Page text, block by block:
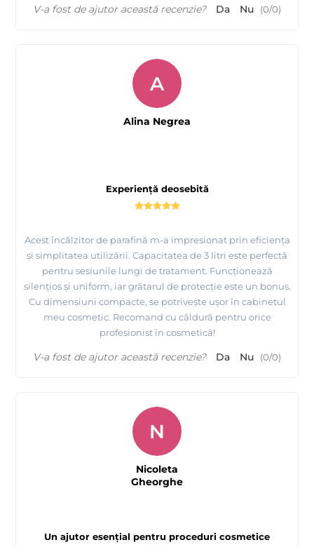
V-a fost de ajutor această recenzie? Da Nu (0/0)
Experiență deosebită
Acest încălzitor de parafină m-a impresionat prin eficiența
și simplitatea utilizării. Capacitatea de 3 litri este perfectă
pentru sesiunile lungi de tratament. Funcționează
silențios și uniform, iar grătarul de protecție este un bonus.
Cu dimensiuni compacte, se potrivește ușor în cabinetul
meu cosmetic. Recomand cu căldură pentru orice
profesionist în cosmetică!
A
Alina Negrea
V-a fost de ajutor această recenzie? Da Nu (0/0)
Un ajutor esențial pentru proceduri cosmetice
N
Nicoleta
Gheorghe